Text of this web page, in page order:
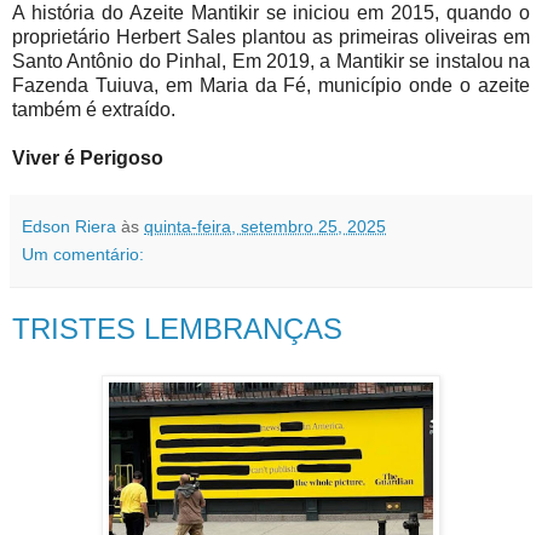
A história do Azeite Mantikir se iniciou em 2015, quando o
proprietário Herbert Sales plantou as primeiras oliveiras em
Santo Antônio do Pinhal, Em 2019, a Mantikir se instalou na
Fazenda Tuiuva, em Maria da Fé, município onde o azeite
também é extraído.
Viver é Perigoso
Edson Riera às quinta-feira, setembro 25, 2025
Um comentário:
TRISTES LEMBRANÇAS